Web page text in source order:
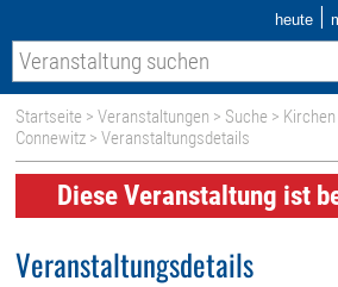
heute |
Startseite >Veranstaltungen > Suche > Kirchen
Connewitz > Veranstaltungsdetails
Diese Veranstaltung ist
Veranstaltungsdetails